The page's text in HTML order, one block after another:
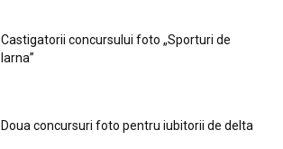
Castigatorii concursului foto „Sporturi de
Iarna”
Doua concursuri foto pentru iubitorii de delta